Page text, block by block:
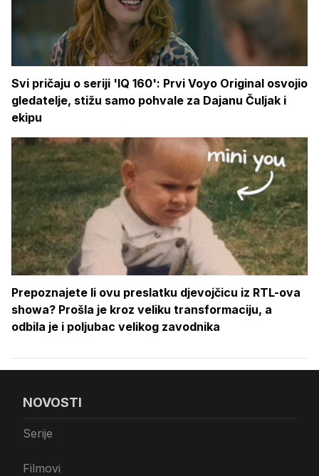
Svi pričaju o seriji 'IQ 160': Prvi Voyo Original osvojio
gledatelje, stižu samo pohvale za Dajanu Čuljak i
ekipu
Prepoznajete li ovu preslatku djevojčicu iz RTL-ova
showa? Prošla je kroz veliku transformaciju, a
odbila je i poljubac velikog zavodnika
NOVOSTI
Serije
Filmovi